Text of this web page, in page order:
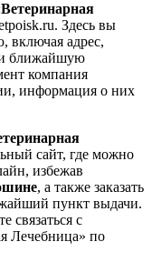
Здесь вы
включая адрес,
и ближайшую
компания
информация о них
сайт, где можно
избежав
, а также заказать
пункт выдачи.
связаться с
Лечебница» по